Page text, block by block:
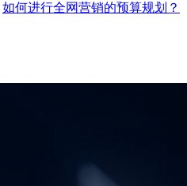
如何进行全网营销的预算规划？